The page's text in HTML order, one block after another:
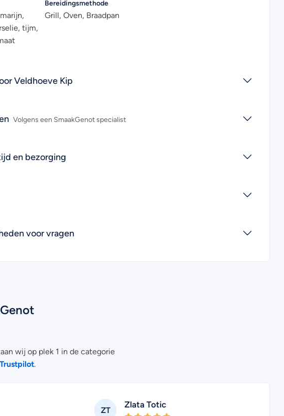
tijm,
Bereidingsmethode
Grill, Oven, Braadpan
Veldhoeve Kip
Volgens een SmaakGenot specialist
en bezorging
voor vragen
wij op plek 1 in de categorie
Trustpilot
ZT
Zlata Totic